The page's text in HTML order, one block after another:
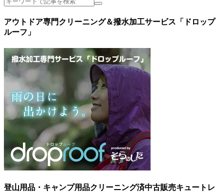
アウトドア専門クリーニング＆撥水加工サービス「ドロップ
ルーフ」
登山用品・キャンプ用品クリーニング済中古販売キュートレ